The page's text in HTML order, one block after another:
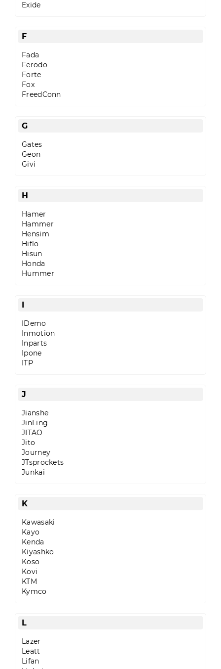
Exide
F
Fada
Ferodo
Forte
Fox
FreedConn
G
Gates
Geon
Givi
H
Hamer
Hammer
Hensim
Hiflo
Hisun
Honda
Hummer
I
IDemo
Inmotion
Inparts
Ipone
ITP
J
Jianshe
JinLing
JITAO
Jito
Journey
JTsprockets
Junkai
K
Kawasaki
Kayo
Kenda
Kiyashko
Koso
Kovi
KTM
Kymco
L
Lazer
Leatt
Lifan